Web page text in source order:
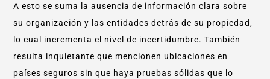
A esto se suma la ausencia de información clara sobre
su organización y las entidades detrás de su propiedad,
lo cual incrementa el nivel de incertidumbre. También
resulta inquietante que mencionen ubicaciones en
países seguros sin que haya pruebas sólidas que lo